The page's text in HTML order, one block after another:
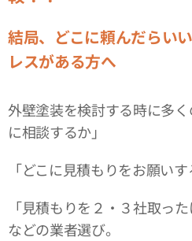
結局、どこに頼んだらい
レスがある方へ
外壁塗装を検討する時に多
に相談するか」
「どこに見積もりをお願いす
「見積もりを２・３社取っ
などの業者選び。